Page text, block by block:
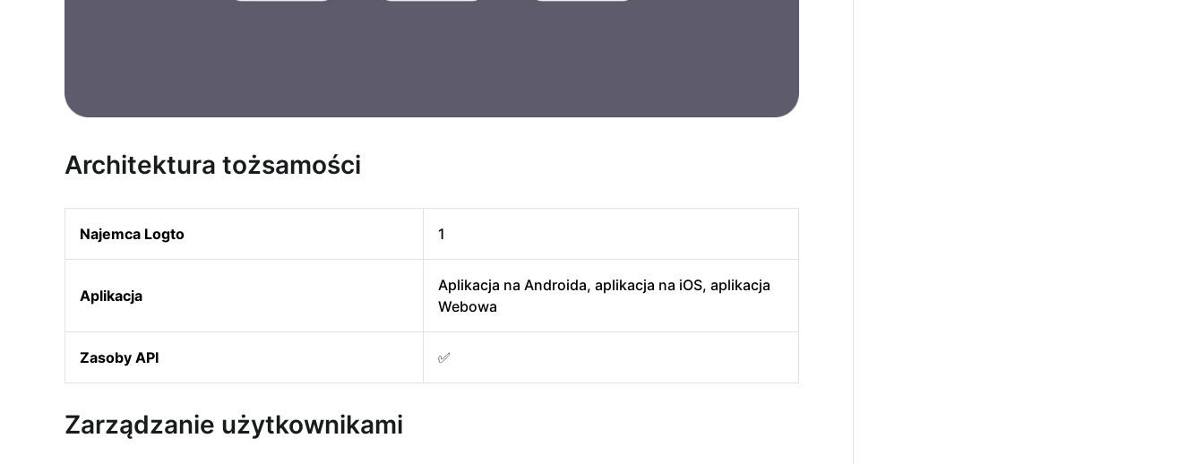
Architektura tożsamości
Najemca Logto 1
Aplikacja
Aplikacja na Androida, aplikacja na iOS, aplikacja
Webowa
Zasoby API ✅
Zarządzanie użytkownikami